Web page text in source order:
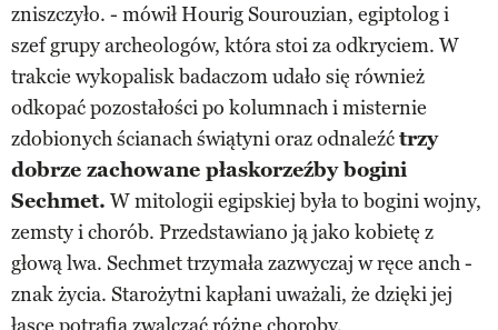
zniszczyło. - mówił Hourig Sourouzian, egiptolog i
szef grupy archeologów, która stoi za odkryciem. W
trakcie wykopalisk badaczom udało się również
odkopać pozostałości po kolumnach i misternie
zdobionych ścianach świątyni oraz odnaleźćtrzy
dobrze zachowane płaskorzeźby bogini
Sechmet. W mitologii egipskiej była to bogini wojny,
zemsty i chorób. Przedstawiano ją jako kobietę z
głową lwa. Sechmet trzymała zazwyczaj w ręce anch -
znak życia. Starożytni kapłani uważali, że dzięki jej